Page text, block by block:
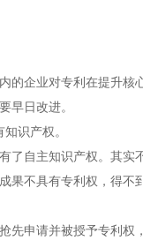
企业对专利在提升核
早日改进。
识产权。
自主知识产权。其实
不具有专利权，得不
申请并被授予专利权